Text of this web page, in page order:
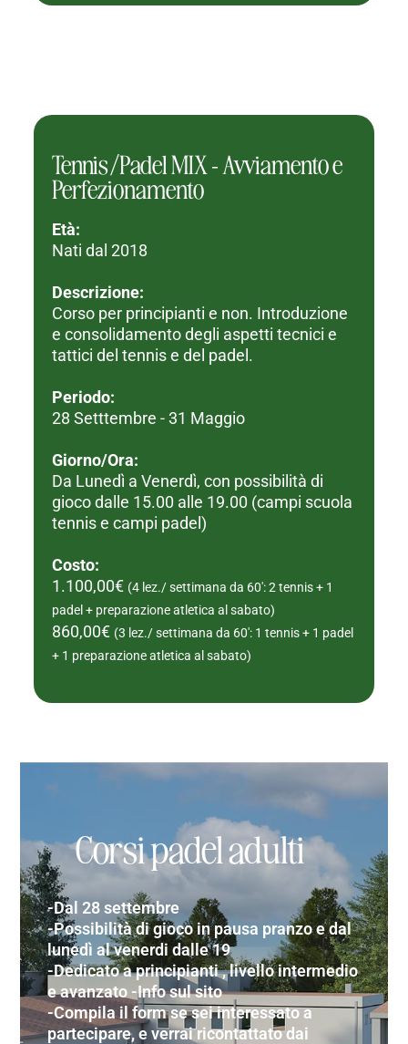
Tennis/Padel MIX - Avviamento e
Perfezionamento
Età:
Nati dal 2018
Descrizione:
Corso per principianti e non. Introduzione
e consolidamento degli aspetti tecnici e
tattici del tennis e del padel.
Periodo:
28 Setttembre - 31 Maggio
Giorno/Ora:
Da Lunedì a Venerdì, con possibilità di
gioco dalle 15.00 alle 19.00 (campi scuola
tennis e campi padel)
Costo:
1.100,00€ (4 lez./ settimana da 60': 2 tennis + 1
padel + preparazione atletica al sabato)
860,00€ (3 lez./ settimana da 60': 1 tennis + 1 padel
+ 1 preparazione atletica al sabato)
Corsi padel adulti
-Dal 28 settembre
-Possibilità di gioco in pausa pranzo e dal
lunedì al venerdi dalle 19
-Dedicato a principianti , livello intermedio
e avanzato -Info sul sito
-Compila il form se sei interessato a
partecipare, e verrai ricontattato dai